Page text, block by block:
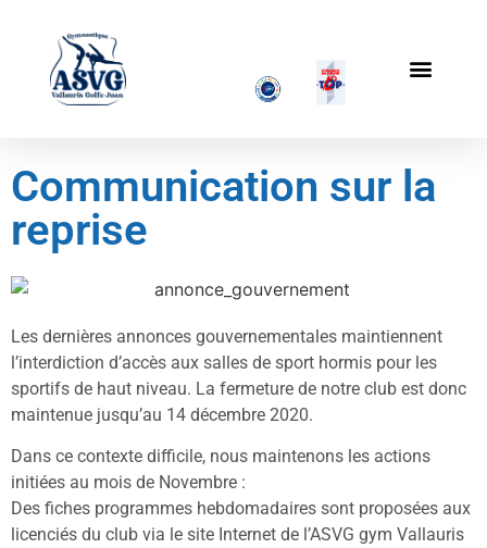
Communication sur la
reprise
Les dernières annonces gouvernementales maintiennent
l’interdiction d’accès aux salles de sport hormis pour les
sportifs de haut niveau. La fermeture de notre club est donc
maintenue jusqu’au 14 décembre 2020.
Dans ce contexte difficile, nous maintenons les actions
initiées au mois de Novembre :
Des fiches programmes hebdomadaires sont proposées aux
licenciés du club via le site Internet de l’ASVG gym Vallauris